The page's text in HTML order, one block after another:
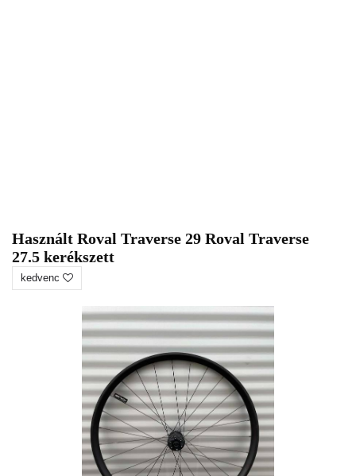
Használt Roval Traverse 29 Roval Traverse
27.5 kerékszett
kedvenc